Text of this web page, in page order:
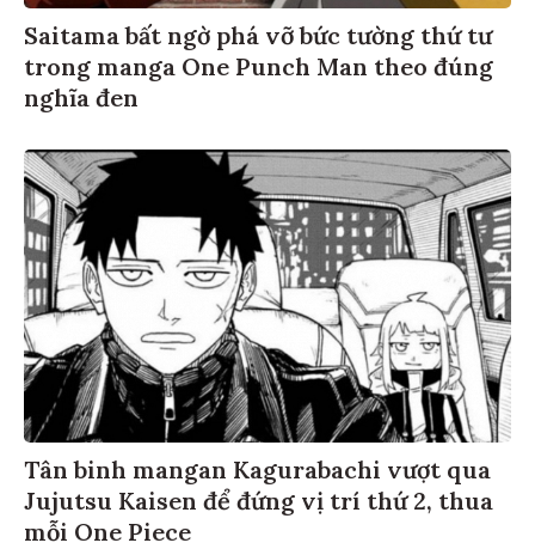
Saitama bất ngờ phá vỡ bức tường thứ tư
trong manga One Punch Man theo đúng
nghĩa đen
Tân binh mangan Kagurabachi vượt qua
Jujutsu Kaisen để đứng vị trí thứ 2, thua
mỗi One Piece